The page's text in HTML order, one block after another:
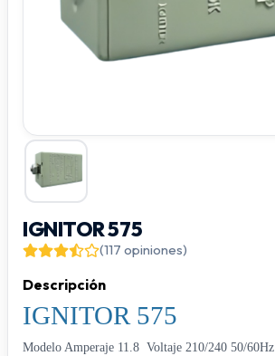
IGNITOR 575
(117 opiniones)
Descripción
IGNITOR 575
Modelo Amperaje 11.8 Voltaje 210/240 50/60Hz